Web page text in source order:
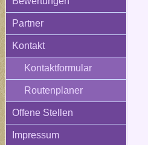
Partner
Kontakt
Kontaktformular
Routenplaner
Offene Stellen
Impressum